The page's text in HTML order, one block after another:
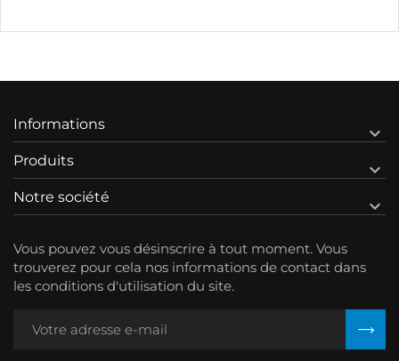
Informations 
Produits 
Notre société 
Vous pouvez vous désinscrire à tout moment. Vous
trouverez pour cela nos informations de contact dans
les conditions d'utilisation du site.